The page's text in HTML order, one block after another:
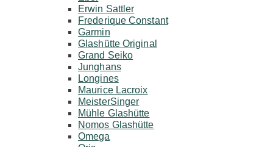
Erwin Sattler
Frederique Constant
Garmin
Glashütte Original
Grand Seiko
Junghans
Longines
Maurice Lacroix
MeisterSinger
Mühle Glashütte
Nomos Glashütte
Omega